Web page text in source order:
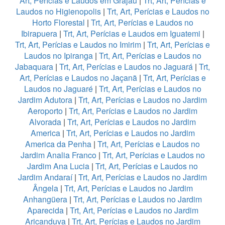
Laudos no Higienopolis| Trt, Art, Perícias e Laudos no
Horto Florestal | Trt, Art, Perícias e Laudos no
Ibirapuera| Trt, Art, Perícias e Laudos em Iguatemi |
Trt, Art, Perícias e Laudos no Imirim | Trt, Art, Perícias e
Laudos no Ipiranga| Trt, Art, Perícias e Laudos no
Jabaquara | Trt, Art, Perícias e Laudos no Jaguará | Trt,
Art, Perícias e Laudos no Jaçanã| Trt, Art, Perícias e
Laudos no Jaguaré| Trt, Art, Perícias e Laudos no
Jardim Adutora | Trt, Art, Perícias e Laudos no Jardim
Aeroporto | Trt, Art, Perícias e Laudos no Jardim
Alvorada | Trt, Art, Perícias e Laudos no Jardim
America| Trt, Art, Perícias e Laudos no Jardim
America da Penha | Trt, Art, Perícias e Laudos no
Jardim Analia Franco| Trt, Art, Perícias e Laudos no
Jardim Ana Lucia | Trt, Art, Perícias e Laudos no
Jardim Andaraí| Trt, Art, Perícias e Laudos no Jardim
Ângela| Trt, Art, Perícias e Laudos no Jardim
Anhangüera | Trt, Art, Perícias e Laudos no Jardim
Aparecida| Trt, Art, Perícias e Laudos no Jardim
Aricanduva| Trt, Art, Perícias e Laudos no Jardim